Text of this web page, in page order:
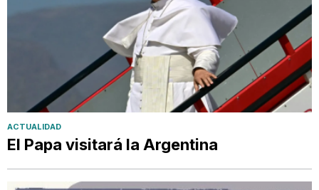
ACTUALIDAD
El Papa visitará la Argentina